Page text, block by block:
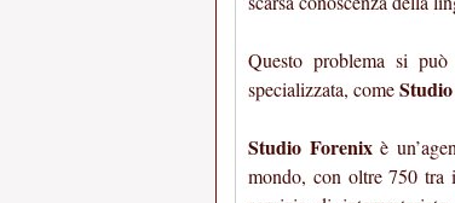
Questo problema si
specializzata, come
Studio Forenixè
mondo, con oltre 750 tra